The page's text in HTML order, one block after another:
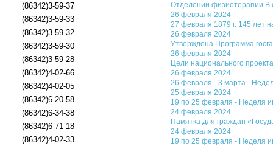
(86342)3-59-37
(86342)3-59-33
(86342)3-59-32
(86342)3-59-30
(86342)3-59-28
(86342)4-02-66
(86342)4-02-05
(86342)6-20-58
(86342)6-34-38
(86342)6-71-18
(86342)4-02-33
Отделении физиотерапии В
26 февраля 2024
27 февраля 1879 г. 145 лет
26 февраля 2024
Утверждена Программа
26 февраля 2024
Цели национального
26 февраля 2024
26 февраля - 3 марта -
25 февраля 2024
19 по 25 февраля - Неделя
24 февраля 2024
Памятка для граждан
24 февраля 2024
19 по 25 февраля - Неделя